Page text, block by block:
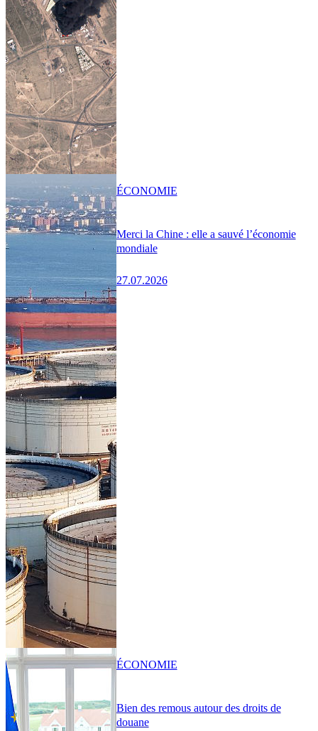
Merci la Chine : elle a sauvé l’économie
mondiale
27.07.2026
ÉCONOMIE
Bien des remous autour des droits de
douane
ÉCONOMIE